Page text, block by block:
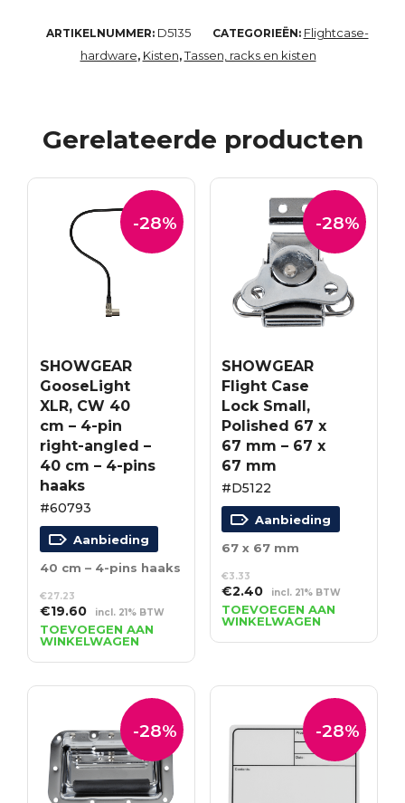
ARTIKELNUMMER: D5135 CATEGORIEËN: Flightcase-
hardware, Kisten,Tassen, racks en kisten
Gerelateerde producten
-28%
SHOWGEAR
GooseLight
XLR, CW 40
cm – 4-pin
right-angled –
40 cm – 4-pins
haaks
#60793
Aanbieding
40 cm – 4-pins haaks
€27.23
Oorspronkelijke
prijs
was:
€27.23.
€19.60Huidige
prijs
is:
€19.60.
incl. 21% BTW
TOEVOEGEN AAN
WINKELWAGEN
-28%
SHOWGEAR
Flight Case
Lock Small,
Polished 67 x
67 mm – 67 x
67 mm
#D5122
Aanbieding
67 x 67 mm
€3.33
Oorspronkelijke
prijs
was:
€3.33.
€2.40Huidige
prijs
is:
€2.40.
incl. 21% BTW
TOEVOEGEN AAN
WINKELWAGEN
-28% -28%